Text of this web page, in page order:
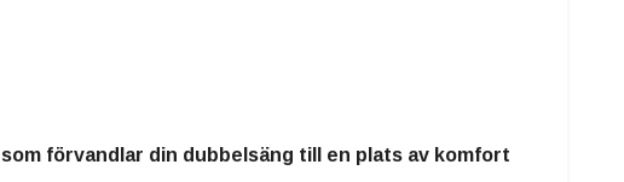
som förvandlar din dubbelsäng till en plats av komfort